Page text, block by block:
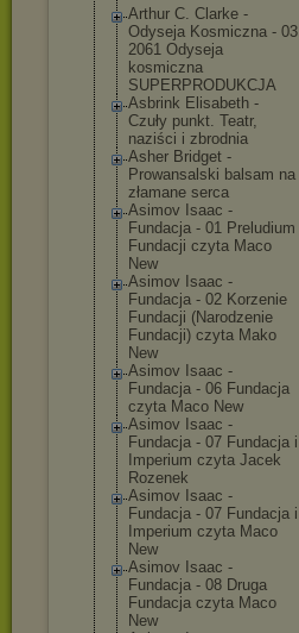
Arthur C. Clarke -
Odyseja Kosmiczna - 03
2061 Odyseja
kosmiczna
SUPERPRODUKCJA
Asbrink Elisabeth -
Czuły punkt. Teatr,
naziści i zbrodnia
Asher Bridget -
Prowansalski balsam na
złamane serca
Asimov Isaac -
Fundacja - 01 Preludium
Fundacji czyta Maco
New
Asimov Isaac -
Fundacja - 02 Korzenie
Fundacji (Narodzenie
Fundacji) czyta Mako
New
Asimov Isaac -
Fundacja - 06 Fundacja
czyta Maco New
Asimov Isaac -
Fundacja - 07 Fundacja i
Imperium czyta Jacek
Rozenek
Asimov Isaac -
Fundacja - 07 Fundacja i
Imperium czyta Maco
New
Asimov Isaac -
Fundacja - 08 Druga
Fundacja czyta Maco
New